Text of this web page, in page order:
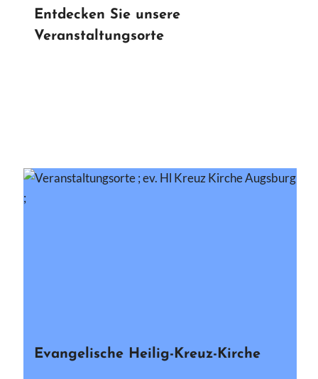
Entdecken Sie unsere
Veranstaltungsorte
Evangelische Heilig-Kreuz-Kirche